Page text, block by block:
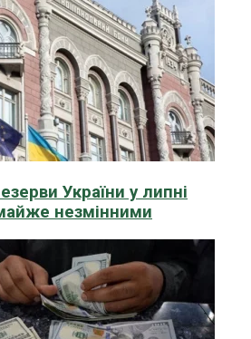
України у липні
незмінними